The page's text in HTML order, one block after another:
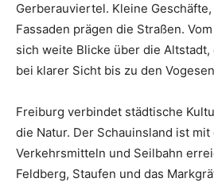
Gerberauviertel. Kleine
Fassaden prägen die Straßen.
sich weite Blicke über die
bei klarer Sicht bis zu den
Freiburg verbindet städtische
die Natur. Der Schauinsland ist
Verkehrsmitteln und Seilbahn
Feldberg, Staufen und das